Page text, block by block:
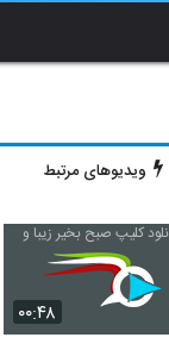
ویدیوهای مرتبط
۰۰:۴۸